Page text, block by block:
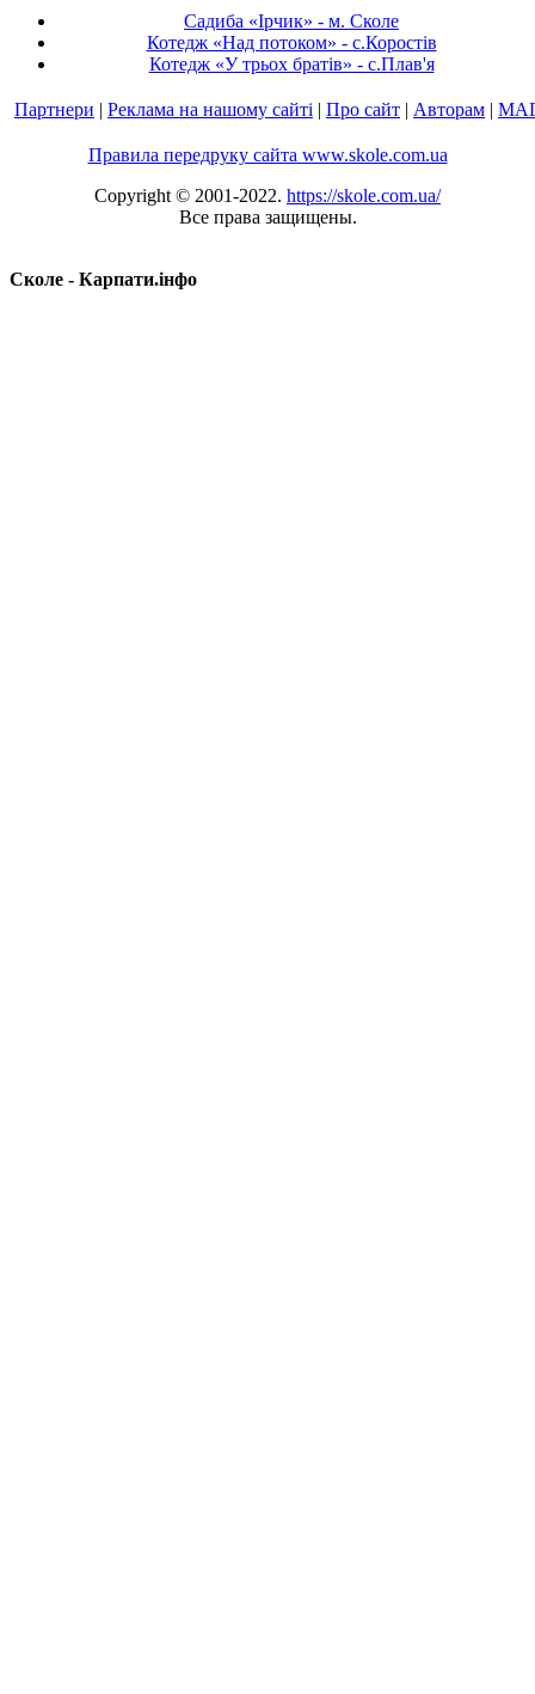
Садиба «Ірчик» - м. Сколе
Котедж «Над потоком» - с.Коростів
Котедж «У трьох братів» - с.Плав'я
Партнери | Реклама на нашому сайті | Про сайт | Авторам |
Правила передруку сайта www.skole.com.ua
Copyright © 2001-2022. https://skole.com.ua/
Все права защищены.
Сколе - Карпати.інфо